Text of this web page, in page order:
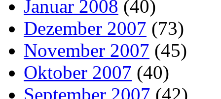
Januar 2008 (40)
Dezember 2007 (73)
November 2007 (45)
Oktober 2007 (40)
September 2007 (42)